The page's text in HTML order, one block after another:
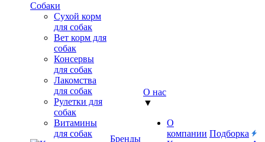
Собаки
Сухой корм
для собак
Вет корм для
собак
Консервы
для собак
Лакомства
для собак
Рулетки для
собак
Витамины
для собак
Бренды
О нас
▼
О
компании Подборка